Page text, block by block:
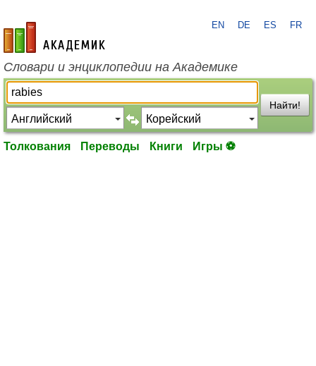
academic.ru
EN DE ES FR
Словари и энциклопедии на Академике
Найти!
Толкования Переводы Книги Игры ⚽